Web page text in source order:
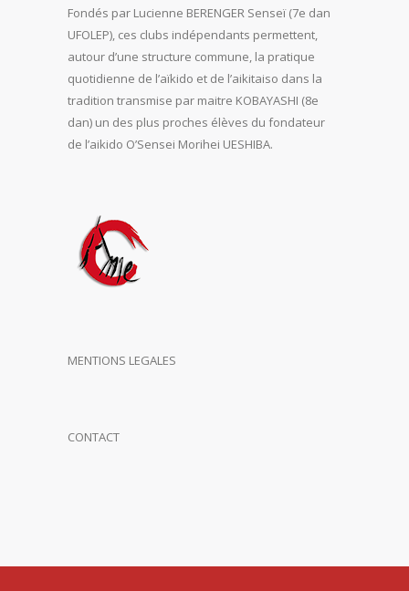
Fondés par Lucienne BERENGER Senseï (7e dan
UFOLEP), ces clubs indépendants permettent,
autour d’une structure commune, la pratique
quotidienne de l’aïkido et de l’aikitaiso dans la
tradition transmise par maitre KOBAYASHI (8e
dan) un des plus proches élèves du fondateur
de l’aikido O’Sensei Morihei UESHIBA.
MENTIONS LEGALES
CONTACT